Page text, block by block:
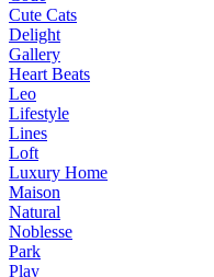
Cute Cats
Delight
Gallery
Heart Beats
Leo
Lifestyle
Lines
Loft
Luxury Home
Maison
Natural
Noblesse
Park
Play